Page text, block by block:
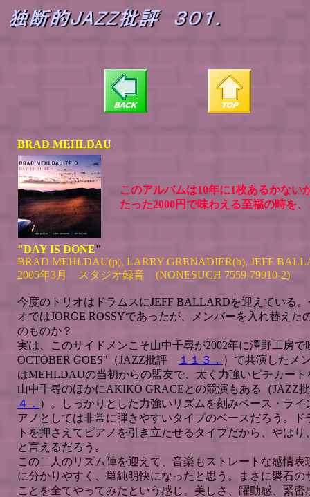
BRAD MEHLDAU
このアルバムは10年に1枚あるかない
たった2000円で味わえる至福の時を
"DAY IS DONE"
BRAD MEHLDAU(p), LARRY GRENADIER(b), JEFF
2005年3月 スタジオ録音 (NONESUCH 7559-79910-2)
今度のトリオはドラムスにJEFF BALLARDを迎えている
オではJORGE ROSSYであったが、メンバーを入れ替えた
のものか？
実は、このサイドメンこそ山中千尋が2002年に澤野工房
OCTOBER GOES"（JAZZ批評
１１３． ）で共演したメ
はMEHLDAUの当初からの盟友で、太く力強いピチカー
山中千尋のほかにAKIKO GRACEとの競演もある（
４． ）。しっかりとした力強いリズムを刻みベース・ラ
アノとしては非常に弾きやすいタイプのベースだろう。
トを押さえてピアノを引き立たせるタイプだから、やは
と言えるだろう。
この二人のリズム陣を迎えて、音楽もストレートな感情表
に分かりやすく、単純明快になったと思う。まさに磐石
ことを全てやってみたという感じ。美しさ、躍動感、緊